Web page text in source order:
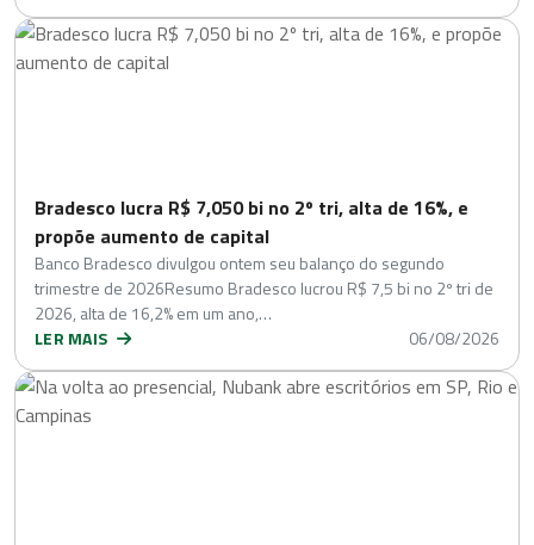
Bradesco lucra R$ 7,050 bi no 2º tri, alta de 16%, e
propõe aumento de capital
Banco Bradesco divulgou ontem seu balanço do segundo
trimestre de 2026Resumo Bradesco lucrou R$ 7,5 bi no 2º tri de
2026, alta de 16,2% em um ano,…
LER MAIS
06/08/2026